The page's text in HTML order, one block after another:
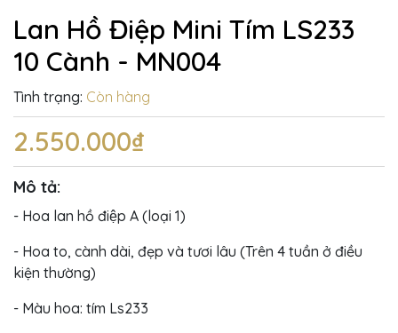
Lan Hồ Điệp Mini Tím LS233
10 Cành - MN004
Tình trạng: Còn hàng
2.550.000₫
Mô tả:
- Hoa lan hồ điệp A (loại 1)
- Hoa to, cành dài, đẹp và tươi lâu (Trên 4 tuần ở điều
kiện thường)
- Màu hoa: tím Ls233